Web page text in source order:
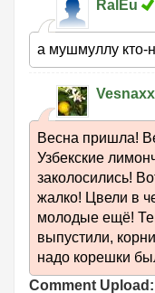
RalEu
а мушмуллу кто-
Весна пришла!
Узбекские
заколосились!
жалко! Цвели в
молодые ещё!
выпустили,
надо корешки
Comment Upload: